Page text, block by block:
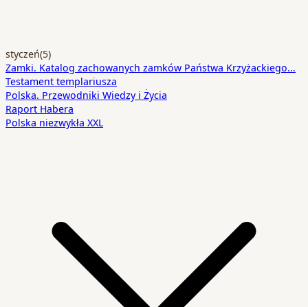
styczeń(5)
Zamki. Katalog zachowanych zamków Państwa Krzyżackiego…
Testament templariusza
Polska. Przewodniki Wiedzy i Życia
Raport Habera
Polska niezwykła XXL